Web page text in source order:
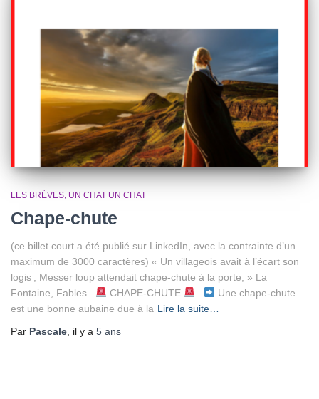
LES BRÈVES UN CHAT UN CHAT
Chape-chute
(ce billet court a été publié sur LinkedIn, avec la contrainte d’un
maximum de 3000 caractères) « Un villageois avait à l’écart son
logis ; Messer loup attendait chape-chute à la porte, » La
Fontaine, Fables
CHAPE-CHUTE
Une chape-chute
est une bonne aubaine due à la Lire la suite…
Par Pascale , il y a 5 ans